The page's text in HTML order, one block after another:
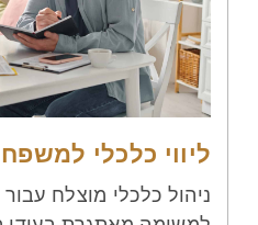
ליווי כלכלי
ניהול כלכלי מוצלח